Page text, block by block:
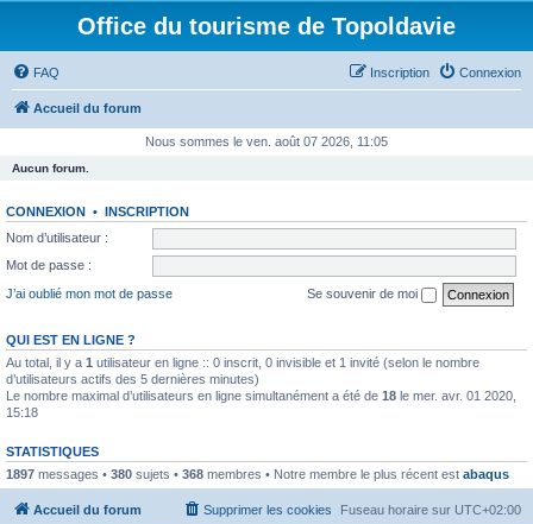
Office du tourisme de Topoldavie
FAQ Connexion
Inscription
Accueil du forum
Nous sommes le ven. août 07 2026, 11:05
Aucun forum.
CONNEXION • INSCRIPTION
Nom d’utilisateur :
Mot de passe :
J’ai oublié mon mot de passe
Se souvenir de moi
QUI EST EN LIGNE ?
Au total, il y a 1 utilisateur en ligne :: 0 inscrit, 0 invisible et 1 invité (selon le nombre
d’utilisateurs actifs des 5 dernières minutes)
Le nombre maximal d’utilisateurs en ligne simultanément a été de 18 le mer. avr. 01 2020,
15:18
STATISTIQUES
1897 messages • 380 sujets • 368 membres • Notre membre le plus récent est abaqus
Accueil du forum Fuseau horaire sur UTC+02:00
Supprimer les cookies